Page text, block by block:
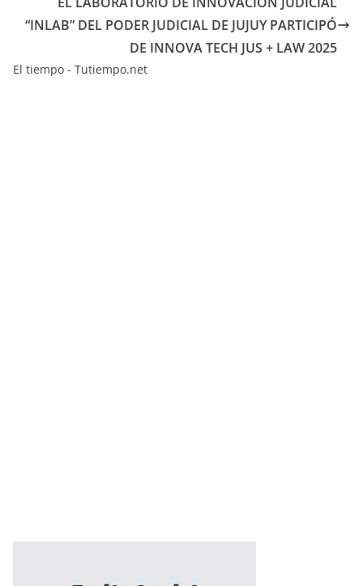
“INLAB” DEL PODER JUDICIAL DE JUJUY PARTICIPÓ
DE INNOVA TECH JUS + LAW 2025
El tiempo - Tutiempo.net